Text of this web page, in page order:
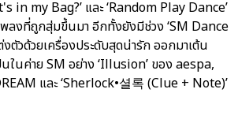
in my Bag?’ และ ‘Random Play Dance’
ลงที่ถูกสุ่มขึ้นมา อีกทั้งยังมีช่วง ‘SM Dance
ตัวด้วยเครื่องประดับสุดน่ารัก ออกมาเต้น
ในค่าย SM อย่าง ‘Illusion’ ของ aespa,
และ ‘Sherlock•셜록 (Clue + Note)’